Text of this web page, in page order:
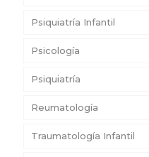
Psiquiatría Infantil
Psicología
Psiquiatría
Reumatología
Traumatología Infantil